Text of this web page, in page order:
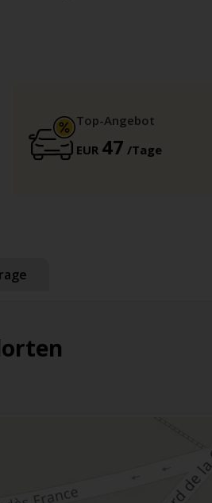
Top-Angebot
EUR 47 /Tage